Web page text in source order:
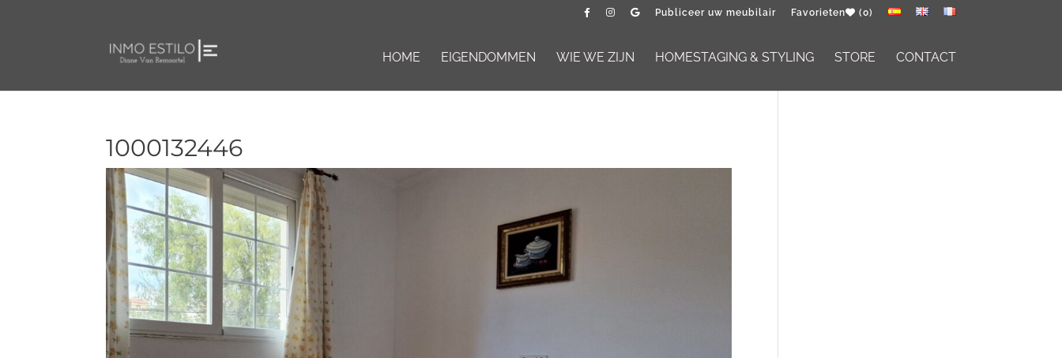
Publiceer uw meubilair Favorieten (0)
HOME EIGENDOMMEN WIE WE ZIJN HOMESTAGING & STYLING STORE CONTACT
1000132446